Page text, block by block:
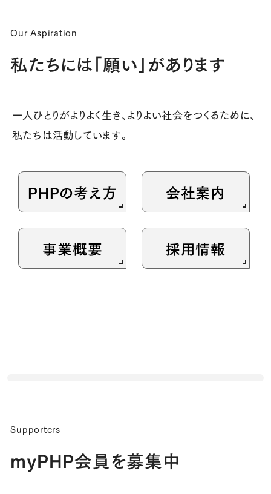
Our Aspiration
私たちには「願い」があります
一人ひとりがよりよく生き、よりよい社会をつくるために、
私たちは活動しています。
PHPの考え方 会社案内
事業概要 採用情報
Supporters
myPHP会員を募集中